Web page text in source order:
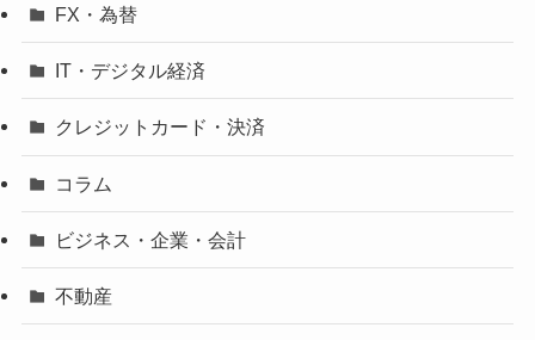
FX・為替
IT・デジタル経済
クレジットカード・決済
コラム
ビジネス・企業・会計
不動産